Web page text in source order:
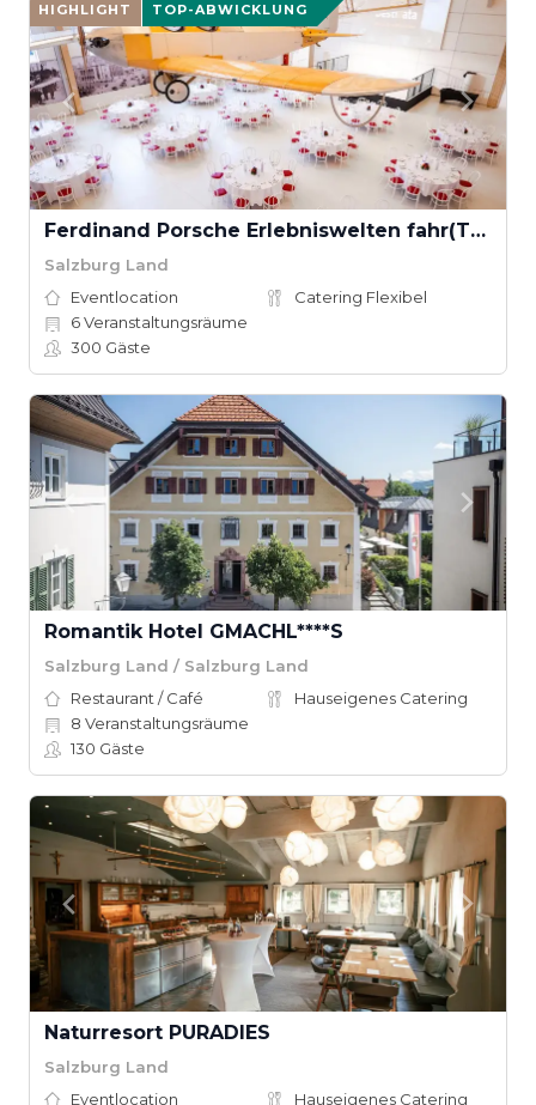
HIGHLIGHT TOP-ABWICKLUNG
Ferdinand Porsche Erlebniswelten fahr(T)raum
Salzburg Land
Eventlocation
Catering Flexibel
6Veranstaltungsräume
300 Gäste
Romantik Hotel GMACHL****S
Salzburg Land / Salzburg Land
Restaurant / Café
Hauseigenes Catering
8 Veranstaltungsräume
130 Gäste
Naturresort PURADIES
Salzburg Land
Eventlocation
Hauseigenes Catering